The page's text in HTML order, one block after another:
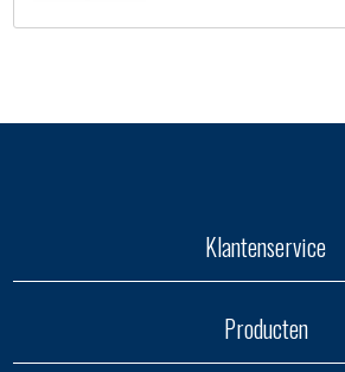
Klantenservice
Producten